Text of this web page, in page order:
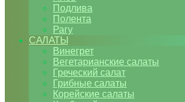
Подлива
Полента
Рагу
САЛАТЫ
Винегрет
Вегетарианские салаты
Греческий салат
Грибные салаты
Корейские салаты